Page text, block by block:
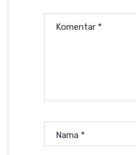
Komentar *
Nama *